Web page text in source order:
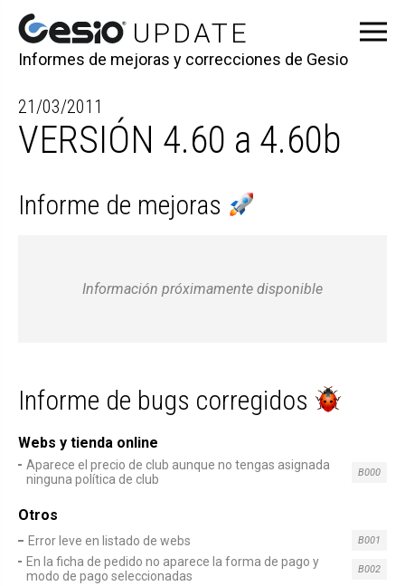
Informes de mejoras y correcciones de Gesio
21/03/2011
VERSIÓN 4.60 a 4.60b
Informe de mejoras
Información próximamente disponible
Informe de bugs corregidos
Webs y tienda online
Aparece el precio de club aunque no tengas asignada
ninguna política de club
B000
Otros
Error leve en listado de webs B001
En la ficha de pedido no aparece la forma de pago y
modo de pago seleccionadas
B002